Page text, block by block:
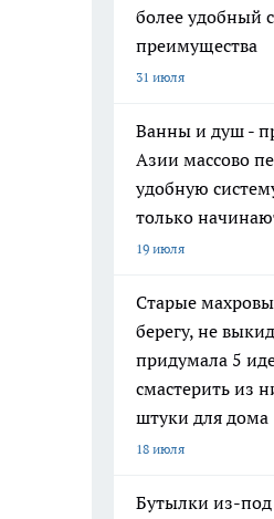
более удобный
преимущества
31 июля
Ванны и душ -
Азии массово
удобную
только
19 июля
Старые
берегу, не
придумала 5
смастерить из
штуки для дома
18 июля
Бутылки из-под